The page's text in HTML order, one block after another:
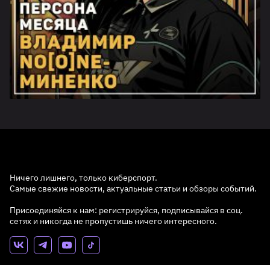
Ничего лишнего, только киберспорт.
Самые свежие новости, актуальные статьи и обзоры событий.
Присоединяйся к нам: регистрируйся, подписывайся в соц.
сетях и никогда не пропустишь ничего интересного.